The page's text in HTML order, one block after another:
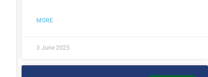
MORE
3 June 2025